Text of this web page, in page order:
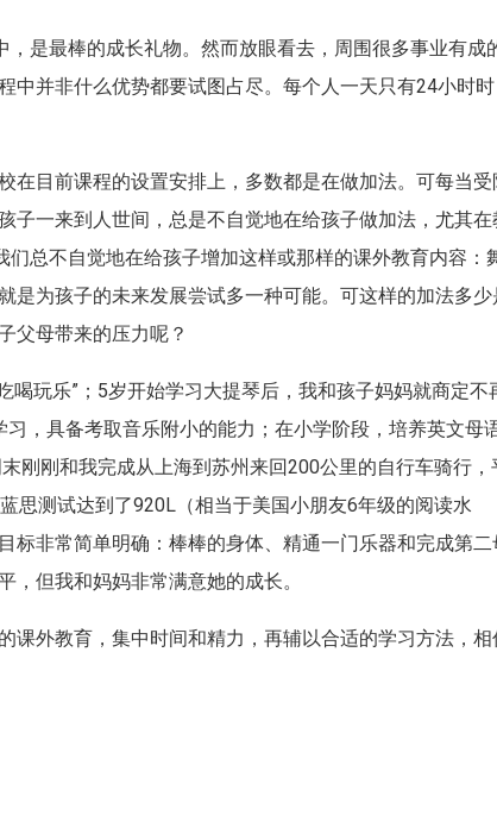
是最棒的成长礼物。然而放眼看去，周围很多事业有成
中并非什么优势都要试图占尽。每个人一天只有24小时时
在目前课程的设置安排上，多数都是在做加法。可每当受
子一来到人世间，总是不自觉地在给孩子做加法，尤其在
总不自觉地在给孩子增加这样或那样的课外教育内容：
是为孩子的未来发展尝试多一种可能。可这样的加法多少
父母带来的压力呢？
喝玩乐”；5岁开始学习大提琴后，我和孩子妈妈就商定不
，具备考取音乐附小的能力；在小学阶段，培养英文母
刚刚和我完成从上海到苏州来回200公里的自行车骑行，
思测试达到了920L（相当于美国小朋友6年级的阅读水
标非常简单明确：棒棒的身体、精通一门乐器和完成第二
但我和妈妈非常满意她的成长。
课外教育，集中时间和精力，再辅以合适的学习方法，相